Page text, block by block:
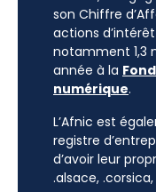
son Chiffre
actions
notamment 1,3
année à la
numérique.
L’Afnic est
registre
d’avoir leur
.alsace,